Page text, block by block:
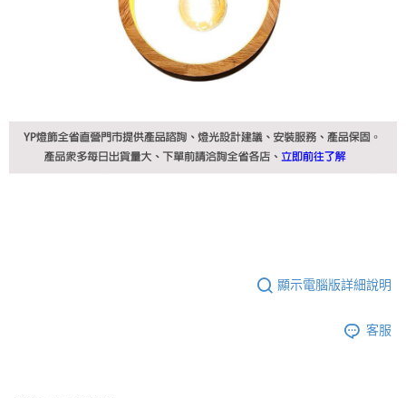
顯示電腦版詳細說明
客服